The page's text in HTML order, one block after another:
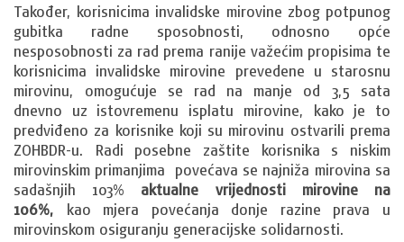
Također, korisnicima invalidske mirovine zbog potpunog
gubitka radne sposobnosti, odnosno opće
nesposobnosti za rad prema ranije važećim propisima te
korisnicima invalidske mirovine prevedene u starosnu
mirovinu, omogućuje se rad na manje od 3,5 sata
dnevno uz istovremenu isplatu mirovine, kako je to
predviđeno za korisnike koji su mirovinu ostvarili prema
ZOHBDR-u. Radi posebne zaštite korisnika s niskim
mirovinskim primanjima povećava se najniža mirovina sa
sadašnjih 103% aktualne vrijednosti mirovine na
106%, kao mjera povećanja donje razine prava u
mirovinskom osiguranju generacijske solidarnosti.